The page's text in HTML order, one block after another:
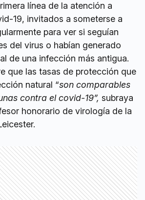
línea de la atención a
19, invitados a someterse a
para ver si seguían
del virus o habían generado
de una infección más antigua.
que las tasas de protección que
natural “son comparables
contra el covid-19”, subraya
honorario de virología de la